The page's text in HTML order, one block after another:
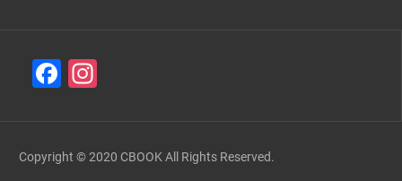
F
e
gr
Copyright © 2020 CBOOK All Rights Reserved.